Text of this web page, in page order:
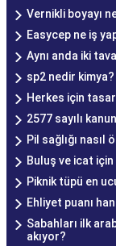
Vernikli boyayı
Easycep ne iş
Aynı anda iki
sp2 nedir kimya?
Herkes için
2577 sayılı
Pil sağlığı nasıl
Buluş ve icat
Piknik tüpü en
Ehliyet puanı
Sabahları ilk
akıyor?